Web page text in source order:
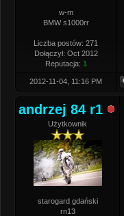
w-m
BMW s1000rr
Liczba postów: 271
Dołączył: Oct 2012
Reputacja: 1
2012-11-04, 11:16 PM
andrzej 84 r1
Użytkownik
starogard gdański
rn13